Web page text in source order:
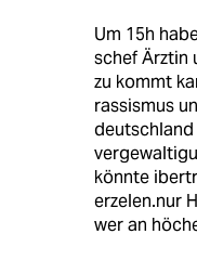
Um 15h
schef Ärztin
zu kommt
rassismus
könnte
erzelen.nur
wer an